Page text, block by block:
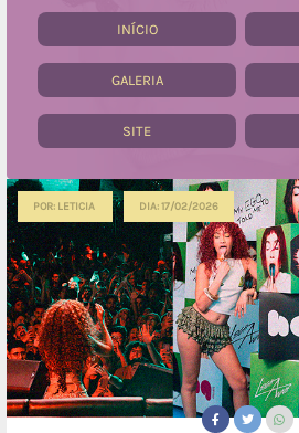
INÍCIO
GALERIA
SITE
POR: LETICIA DIA: 17/02/2026